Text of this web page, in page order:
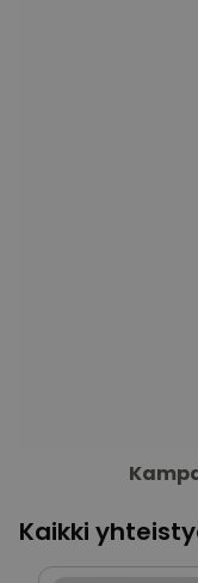
Kaikki